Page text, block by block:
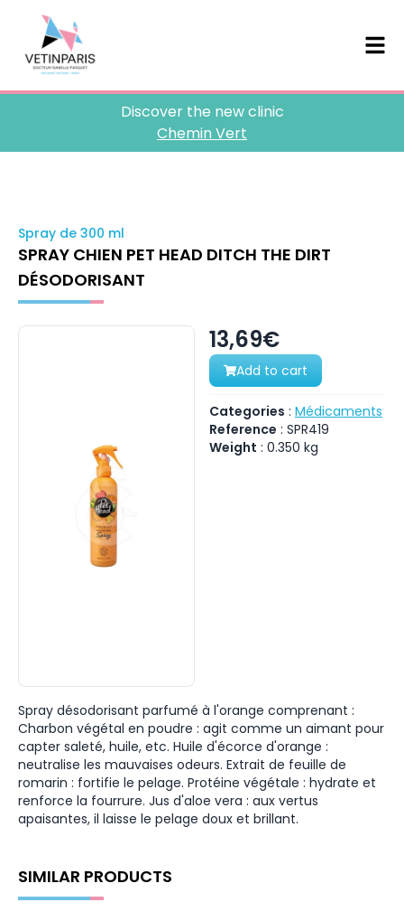
Discover the new clinic
Chemin Vert
Spray de 300 ml
SPRAY CHIEN PET HEAD DITCH THE DIRT
DÉSODORISANT
13,69€
Add to cart
Categories : Médicaments
Reference : SPR419
Weight : 0.350 kg
Spray désodorisant parfumé à l'orange comprenant :
Charbon végétal en poudre : agit comme un aimant pour
capter saleté, huile, etc. Huile d'écorce d'orange :
neutralise les mauvaises odeurs. Extrait de feuille de
romarin : fortifie le pelage. Protéine végétale : hydrate et
renforce la fourrure. Jus d'aloe vera : aux vertus
apaisantes, il laisse le pelage doux et brillant.
SIMILAR PRODUCTS